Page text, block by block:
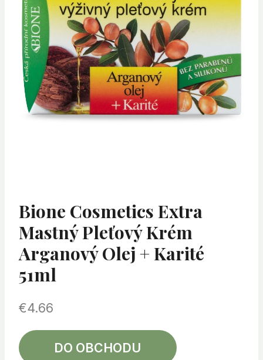
Bione Cosmetics Extra
Mastný Pleťový Krém
Arganový Olej + Karité
51ml
€4.66
DO OBCHODU